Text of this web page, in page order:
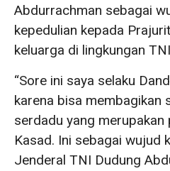
Abdurrachman sebagai
kepedulian kepada
keluarga di lingkungan
“Sore ini saya selaku
karena bisa membagikan
serdadu yang merupakan
Kasad. Ini sebagai wujud
Jenderal TNI Dudung